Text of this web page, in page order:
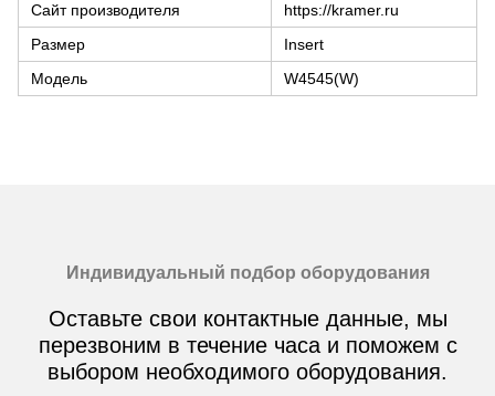
Сайт производителя
https://kramer.ru
Размер
Insert
Модель
W4545(W)
Индивидуальный подбор оборудования
Оставьте свои контактные данные, мы
перезвоним в течение часа и поможем с
выбором необходимого оборудования.